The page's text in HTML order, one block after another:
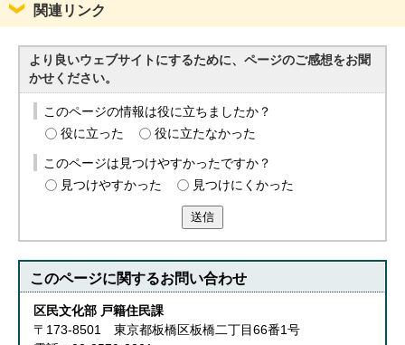
English
한국어
简体中文
繁體中文
関連リンク
より良いウェブサイトにするために、ページのご感想をお聞
かせください。
このページの情報は役に立ちましたか？
役に立った
役に立たなかった
このページは見つけやすかったですか？
見つけやすかった
見つけにくかった
送信
このページに関するお問い合わせ
区民文化部 戸籍住民課
〒173-8501 東京都板橋区板橋二丁目66番1号